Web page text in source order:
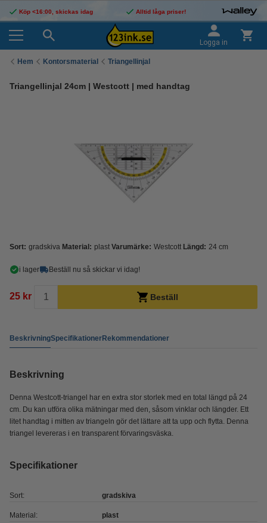
Köp <16:00, skickas idag Alltid låga priser!
Logga in
Hem Kontorsmaterial Triangellinjal
Triangellinjal 24cm | Westcott | med handtag
Sort: gradskiva Material: plast Varumärke: Westcott Längd: 24 cm
i lager Beställ nu så skickar vi idag!
25 kr Beställ
BeskrivningSpecifikationerRekommendationer
Beskrivning
Denna Westcott-triangel har en extra stor storlek med en total längd på 24
cm. Du kan utföra olika mätningar med den, såsom vinklar och längder. Ett
litet handtag i mitten av triangeln gör det lättare att ta upp och flytta. Denna
triangel levereras i en transparent förvaringsväska.
Specifikationer
Sort: gradskiva
Material: plast